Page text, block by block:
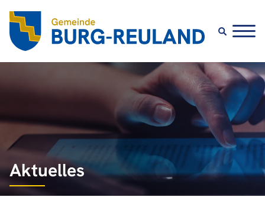
Aktuelles